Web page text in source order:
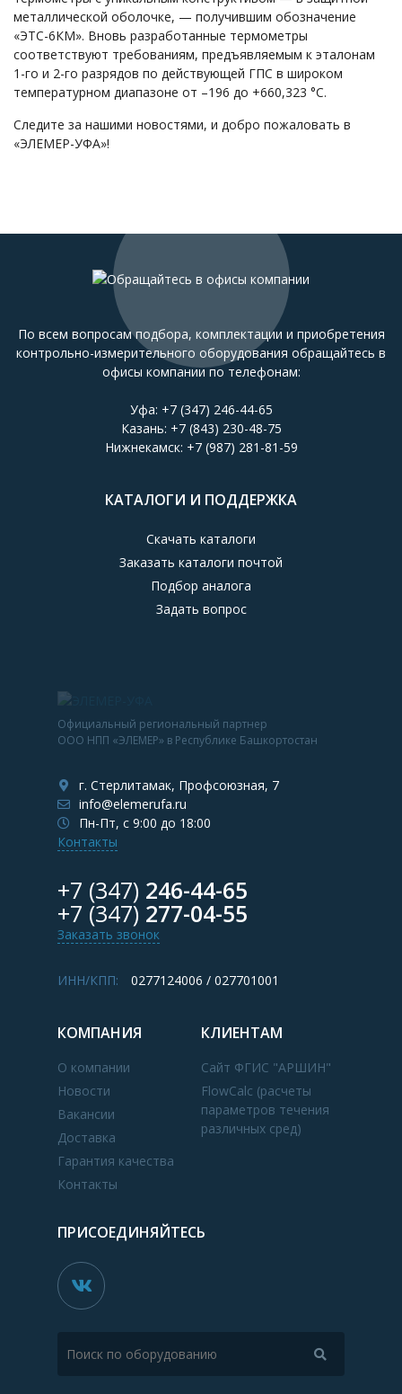
металлической оболочке, — получившим обозначение
«ЭТС-6КМ». Вновь разработанные термометры
соответствуют требованиям, предъявляемым к эталонам
1-го и 2-го разрядов по действующей ГПС в широком
температурном диапазоне от –196 до +660,323 °С.
Следите за нашими новостями, и добро пожаловать в
«ЭЛЕМЕР-УФА»!
По всем вопросам подбора, комплектации и приобретения
контрольно-измерительного оборудования обращайтесь в
офисы компании по телефонам:
Уфа: +7 (347) 246-44-65
Казань: +7 (843) 230-48-75
Нижнекамск: +7 (987) 281-81-59
КАТАЛОГИ И ПОДДЕРЖКА
Скачать каталоги
Заказать каталоги почтой
Подбор аналога
Задать вопрос
Официальный региональный партнер
ООО НПП «ЭЛЕМЕР» в Республике Башкортостан
г. Стерлитамак, Профсоюзная, 7
info@elemerufa.ru
Пн-Пт, с 9:00 до 18:00
Контакты
+7 (347) 246-44-65
+7 (347) 277-04-55
Заказать звонок
ИНН/КПП: 0277124006 / 027701001
КОМПАНИЯ
О компании
Новости
Вакансии
Доставка
Гарантия качества
Контакты
КЛИЕНТАМ
Сайт ФГИС "АРШИН"
FlowCalc (расчеты
параметров течения
различных сред)
ПРИСОЕДИНЯЙТЕСЬ